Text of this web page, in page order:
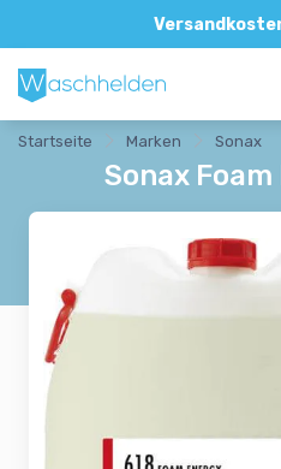
Startseite Marken Sonax
Sonax